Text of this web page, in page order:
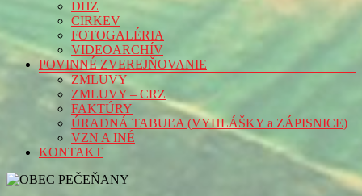
DHZ
CIRKEV
FOTOGALÉRIA
VIDEOARCHÍV
POVINNÉ ZVEREJŇOVANIE
ZMLUVY
ZMLUVY – CRZ
FAKTÚRY
ÚRADNÁ TABUĽA (VYHLÁŠKY a ZÁPISNICE)
VZN A INÉ
KONTAKT